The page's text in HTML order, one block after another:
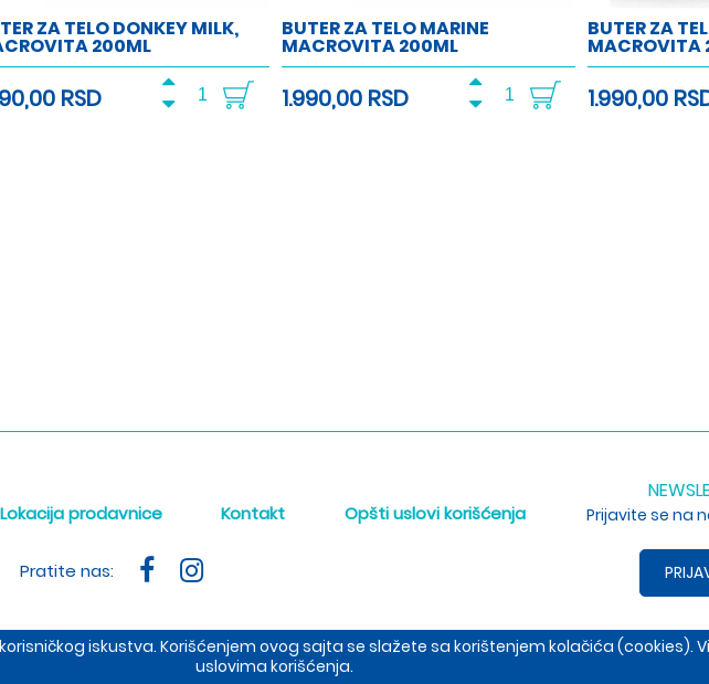
iskustva. Korišćenjem ovog sajta se slažete sa korištenjem kolačića (cookies).
uslovima korišćenja.
ZA TELO DONKEY MILK,
200ML
RSD
BUTER ZA TELO MARINE
MACROVITA 200ML
1.990,00 RSD
BUTER ZA
MACROVITA
1.990,00
Lokacija prodavnice Kontakt Opšti uslovi korišćenja
Pratite nas:
Prijavite se na